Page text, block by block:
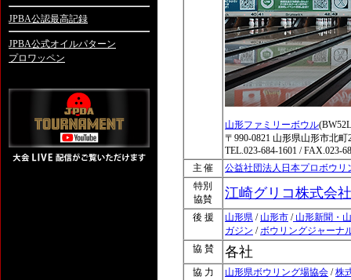
JPBA公認最高記録
JPBA公式オイルパターン
プロワッペン
山形ファミリーボウル
〒990-0821 山形県山形市北町
TEL.023-684-1601 / FAX.023-
主 催
公益社団法人日本プロボウリ
特別
協賛
江崎グリコ株式会社
後 援 山形県 / 山形市 /山形新聞・
ガジン /ボウリングジャーナ
協 賛
各社
協 力 山形県ボウリング場協会 /株